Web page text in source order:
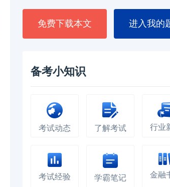
免费下载本文 进入我的
备考小知识
考试动态 了解考试 行业
考试经验 学霸笔记 金融